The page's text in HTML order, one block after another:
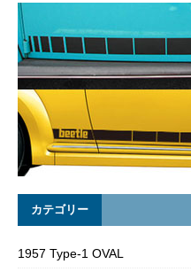
カテゴリー
1957 Type-1 OVAL